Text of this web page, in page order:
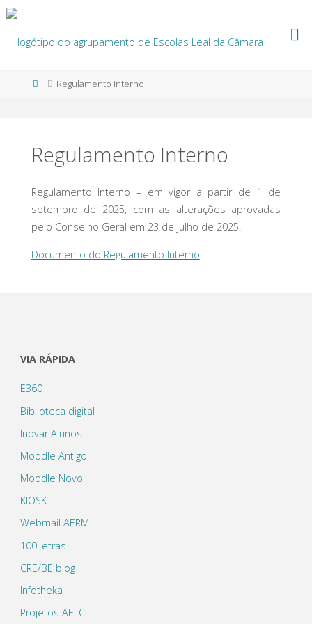
Skip
content
HomeRegulamento Interno
Regulamento Interno
Regulamento Interno – em vigor a partir de 1 de
setembro de 2025, com as alterações aprovadas
pelo Conselho Geral em 23 de julho de 2025.
Documento do Regulamento Interno
VIA RÁPIDA
E360
Biblioteca digital
Inovar Alunos
Moodle Antigo
Moodle Novo
KIOSK
Webmail AERM
100Letras
CRE/BE blog
Infotheka
Projetos AELC